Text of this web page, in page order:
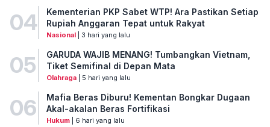
04
Kementerian PKP Sabet WTP! Ara Pastikan Setiap
Rupiah Anggaran Tepat untuk Rakyat
Nasional| 3 hari yang lalu
05
GARUDA WAJIB MENANG! Tumbangkan Vietnam,
Tiket Semifinal di Depan Mata
Olahraga| 5 hari yang lalu
06
Mafia Beras Diburu! Kementan Bongkar Dugaan
Akal-akalan Beras Fortifikasi
Hukum| 6 hari yang lalu